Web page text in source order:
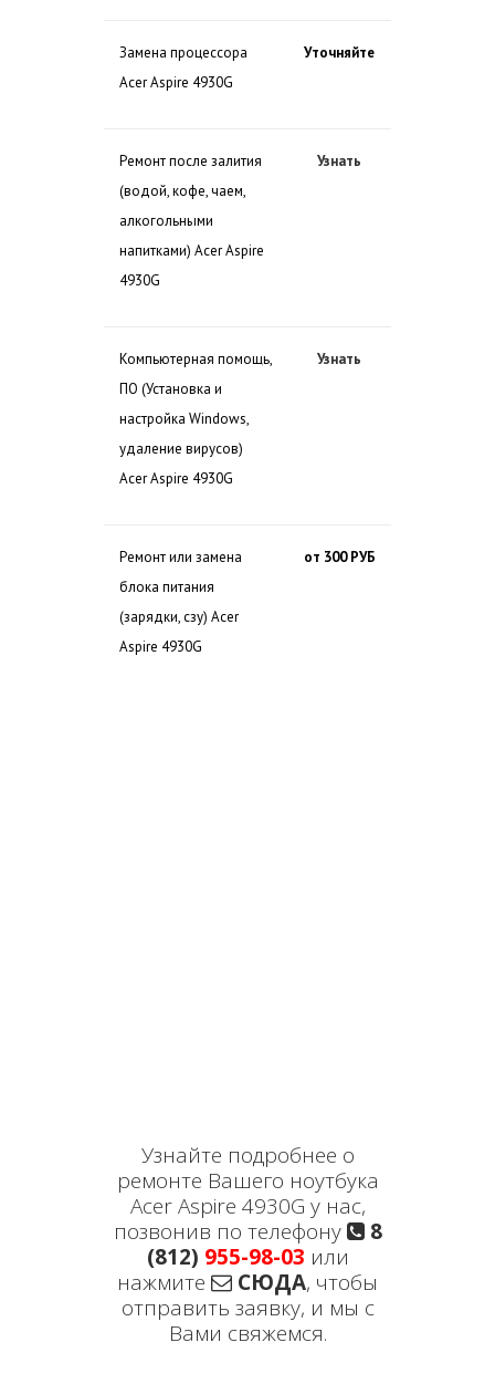
Замена процессора
Acer Aspire 4930G
Уточняйте
Ремонт после залития
(водой, кофе, чаем,
алкогольными
напитками) Acer Aspire
4930G
Узнать
Компьютерная помощь,
ПО (Установка и
настройка Windows,
удаление вирусов)
Acer Aspire 4930G
Узнать
Ремонт или замена
блока питания
(зарядки, сзу) Acer
Aspire 4930G
от 300 РУБ
Узнайте подробнее о
ремонте Вашего ноутбука
Acer Aspire 4930G у нас,
позвонив по телефону
8
(812) 955-98-03 или
нажмите
СЮДА, чтобы
отправить заявку, и мы с
Вами свяжемся.